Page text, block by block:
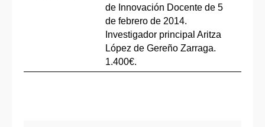
de Innovación Docente de 5
de febrero de 2014.
Investigador principal Aritza
López de Gereño Zarraga.
1.400€.